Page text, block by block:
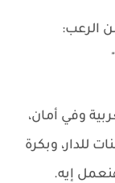
الرعب:
وفي أمان،
للدار، وبكرة
إيه.